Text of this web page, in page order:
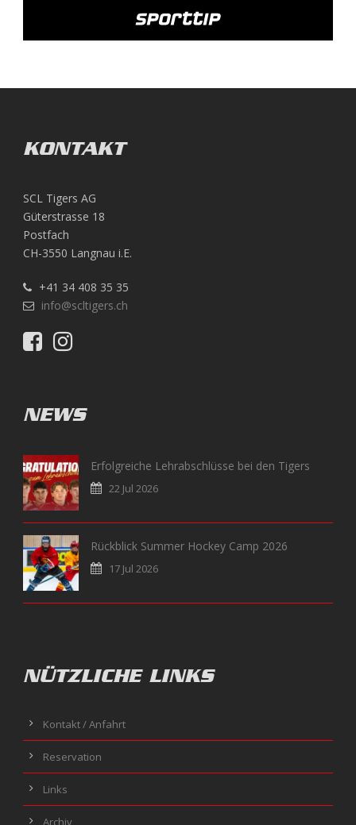
KONTAKT
SCL Tigers AG
Güterstrasse 18
Postfach
CH-3550 Langnau i.E.
+41 34 408 35 35
info@scltigers.ch
NEWS
Erfolgreiche Lehrabschlüsse bei den Tigers
22 Jul 2026
Rückblick Summer Hockey Camp 2026
17 Jul 2026
NÜTZLICHE LINKS
Kontakt / Anfahrt
Reservation
Links
Archiv